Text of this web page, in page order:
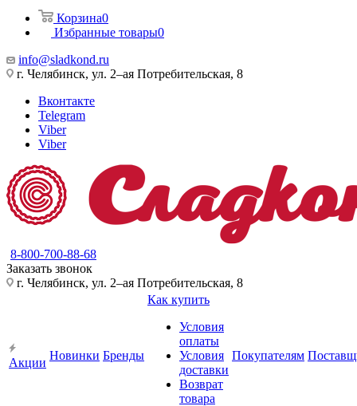
Корзина0
Избранные товары0
info@sladkond.ru
г. Челябинск, ул. 2–ая Потребительская, 8
Вконтакте
Telegram
Viber
Viber
8-800-700-88-68
Заказать звонок
г. Челябинск, ул. 2–ая Потребительская, 8
Акции
Новинки Бренды
Как купить
Условия
оплаты
Условия
доставки
Возврат
товара
Покупателям